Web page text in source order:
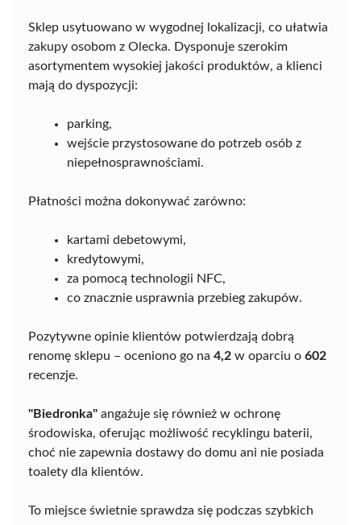
Sklep usytuowano w wygodnej lokalizacji, co ułatwia
zakupy osobom z Olecka. Dysponuje szerokim
asortymentem wysokiej jakości produktów, a klienci
mają do dyspozycji:
parking,
wejście przystosowane do potrzeb osób z
niepełnosprawnościami.
Płatności można dokonywać zarówno:
kartami debetowymi,
kredytowymi,
za pomocą technologii NFC,
co znacznie usprawnia przebieg zakupów.
Pozytywne opinie klientów potwierdzają dobrą
renomę sklepu – oceniono go na 4,2 w oparciu o 602
recenzje.
"Biedronka" angażuje się również w ochronę
środowiska, oferując możliwość recyklingu baterii,
choć nie zapewnia dostawy do domu ani nie posiada
toalety dla klientów.
To miejsce świetnie sprawdza się podczas szybkich